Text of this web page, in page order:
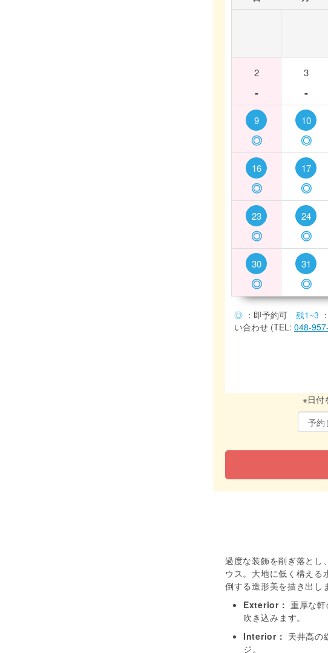
2
-
3
-
9
◎
10
◎
16
◎
17
◎
23
◎
24
◎
30
◎
31
◎
◎ ：即予約可 残1~3
い合わせ (TEL: 048-
※日付
過度な装飾を削ぎ落とし
ウス。大地に低く構える
倒する造形美を描き出し
Exterior： 重厚な
吹き込みます。
Interior： 天井高の
ジ。